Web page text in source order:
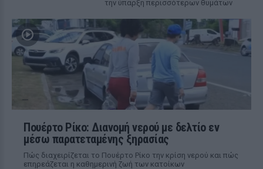
την ύπαρξη περισσότερων θυμάτων
Πουέρτο Ρίκο: Διανομή νερού με δελτίο εν
μέσω παρατεταμένης ξηρασίας
Πώς διαχειρίζεται το Πουέρτο Ρίκο την κρίση νερού και πώς
επηρεάζεται η καθημερινή ζωή των κατοίκων